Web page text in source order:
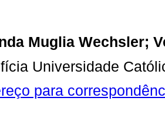
Muglia Wechsler;
Universidade
para